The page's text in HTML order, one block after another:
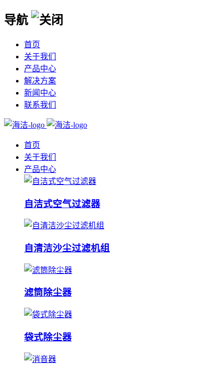
导航
首页
关于我们
产品中心
解决方案
新闻中心
联系我们
首页
关于我们
产品中心
自洁式空气过滤器
自清洁沙尘过滤机组
滤筒除尘器
袋式除尘器